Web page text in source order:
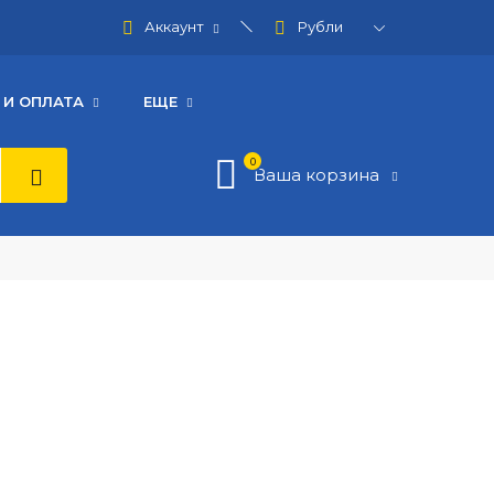
Аккаунт
ОПЛАТА ЕЩЕ
0
Ваша корзина